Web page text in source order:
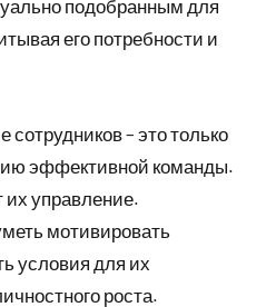
подобранным для
его потребности и
– это только
эффективной команды.
их управление.
мотивировать
условия для их
роста.